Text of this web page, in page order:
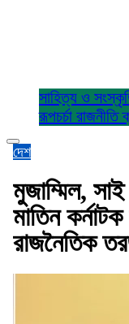
সাহিত্য ও
রূপচর্চা রাজনীতি
দেশ
মুজাম্মিল,
মাতিন
রাজনৈতিক